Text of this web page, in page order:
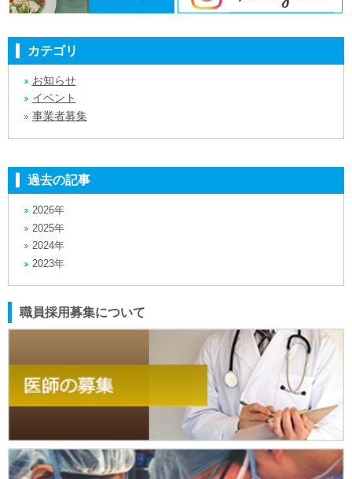
カテゴリ
お知らせ
イベント
事業者募集
過去の記事
2026年
2025年
2024年
2023年
職員採用募集について